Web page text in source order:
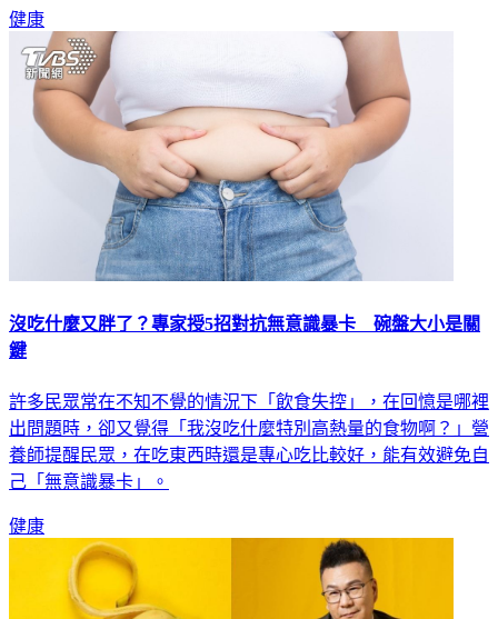
健康
沒吃什麼又胖了？專家授5招對抗無意識暴卡 碗盤大小是關
鍵
許多民眾常在不知不覺的情況下「飲食失控」，在回憶是哪裡
出問題時，卻又覺得「我沒吃什麼特別高熱量的食物啊？」營
養師提醒民眾，在吃東西時還是專心吃比較好，能有效避免自
己「無意識暴卡」。
健康